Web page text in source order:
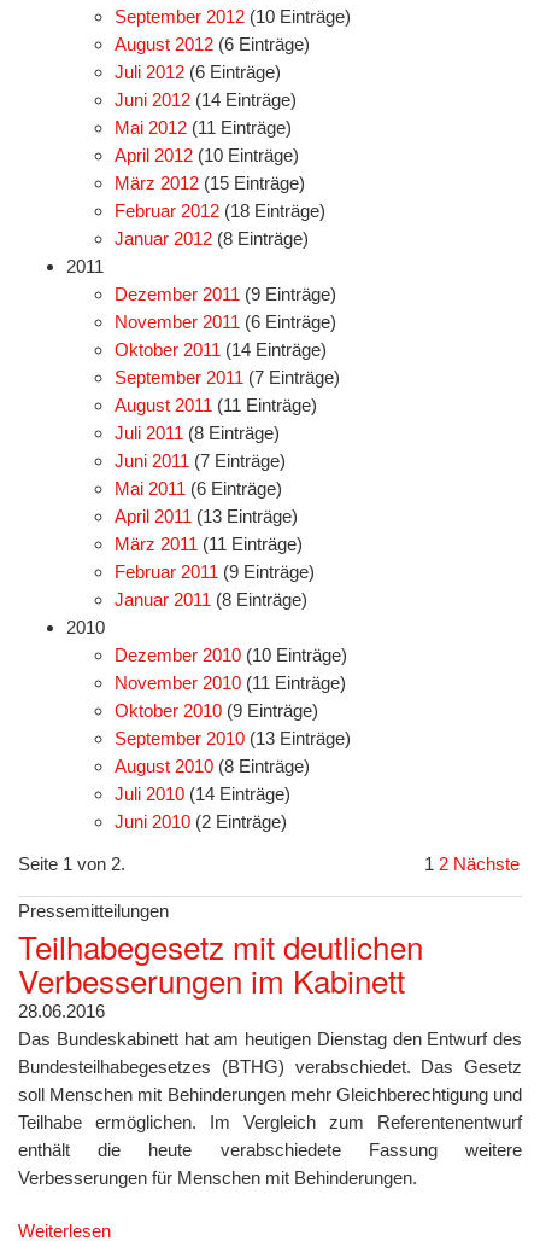
September 2012 (10 Einträge)
August 2012 (6 Einträge)
Juli 2012 (6 Einträge)
Juni 2012 (14 Einträge)
Mai 2012 (11 Einträge)
April 2012 (10 Einträge)
März 2012 (15 Einträge)
Februar 2012 (18 Einträge)
Januar 2012 (8 Einträge)
2011
Dezember 2011 (9 Einträge)
November 2011 (6 Einträge)
Oktober 2011 (14 Einträge)
September 2011 (7 Einträge)
August 2011 (11 Einträge)
Juli 2011 (8 Einträge)
Juni 2011 (7 Einträge)
Mai 2011 (6 Einträge)
April 2011 (13 Einträge)
März 2011 (11 Einträge)
Februar 2011 (9 Einträge)
Januar 2011 (8 Einträge)
2010
Dezember 2010 (10 Einträge)
November 2010 (11 Einträge)
Oktober 2010 (9 Einträge)
September 2010 (13 Einträge)
August 2010 (8 Einträge)
Juli 2010 (14 Einträge)
Juni 2010 (2 Einträge)
Seite 1 von 2. 1 2 Nächste
Pressemitteilungen
Teilhabegesetz mit deutlichen
Verbesserungen im Kabinett
28.06.2016
Das Bundeskabinett hat am heutigen Dienstag den Entwurf des
Bundesteilhabegesetzes (BTHG) verabschiedet. Das Gesetz
soll Menschen mit Behinderungen mehr Gleichberechtigung und
Teilhabe ermöglichen. Im Vergleich zum Referentenentwurf
enthält die heute verabschiedete Fassung weitere
Verbesserungen für Menschen mit Behinderungen.
Weiterlesen